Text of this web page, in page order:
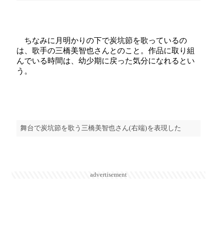
ちなみに月明かりの下で炭坑節を歌っているの
は、歌手の三橋美智也さんとのこと。作品に取り組
んでいる時間は、幼少期に戻った気分になれるとい
う。
舞台で炭坑節を歌う三橋美智也さん(右端)を表現した
advertisement